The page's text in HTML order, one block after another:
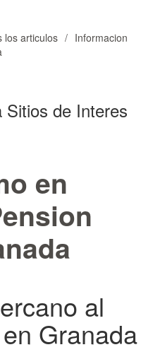
los articulos
Informacion
Sitios de Interes
en
al
Granada